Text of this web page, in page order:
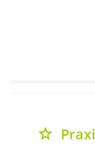
grade